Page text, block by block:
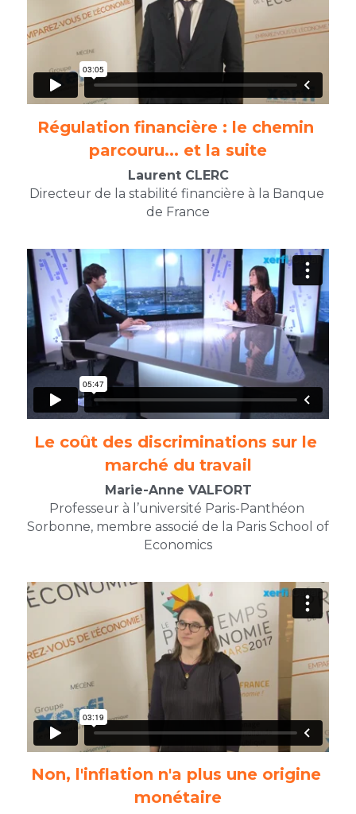
Régulation financière : le chemin
parcouru... et la suite​
Laurent CLERC
Directeur de la stabilité financière à la Banque
de France
Le coût des discriminations sur le
marché du travail
Marie-Anne VALFORT
Professeur à l’université Paris-Panthéon
Sorbonne, membre associé de la Paris School of
Economics
Non, l'inflation n'a plus une origine
monétaire​